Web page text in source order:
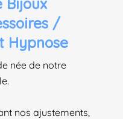
Bijoux
/
Hypnose
née de notre
nos ajustements,